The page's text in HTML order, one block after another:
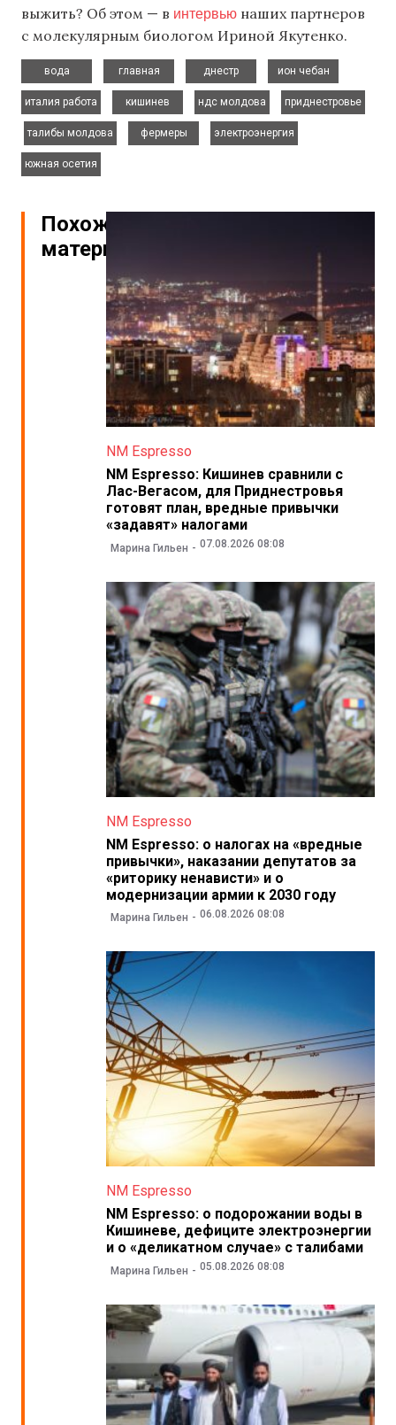
выжить? Об этом — в интервью наших партнеров
с молекулярным биологом Ириной Якутенко.
вода
главная
днестр
ион чебан
италия работа
кишинев
ндс молдова
приднестровье
талибы молдова
фермеры
электроэнергия
южная осетия
Похожие
материалы
NM Espresso
NM Espresso: Кишинев сравнили с
Лас-Вегасом, для Приднестровья
готовят план, вредные привычки
«задавят» налогами
Марина Гильен 07.08.2026 08:08
NM Espresso
NM Espresso: о налогах на «вредные
привычки», наказании депутатов за
«риторику ненависти» и о
модернизации армии к 2030 году
Марина Гильен 06.08.2026 08:08
NM Espresso
NM Espresso: о подорожании воды в
Кишиневе, дефиците электроэнергии
и о «деликатном случае» с талибами
Марина Гильен 05.08.2026 08:08